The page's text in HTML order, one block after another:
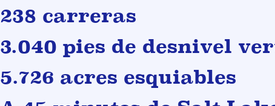
238 carreras
3.040 pies de desnivel
5.726 acres esquiables